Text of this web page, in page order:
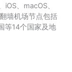
、macOS、
墙机场节点包括
等14个国家及地